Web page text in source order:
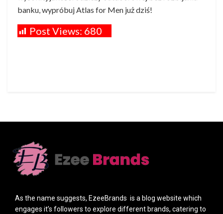
banku, wypróbuj Atlas for Men już dziś!
Post Views: 680
As the name suggests, EzeeBrands is a blog website which
engages it’s followers to explore different brands, catering to